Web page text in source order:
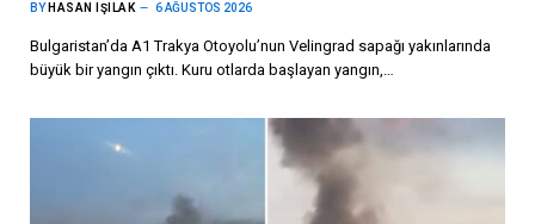
BY HASAN IŞILAK 6 AĞUSTOS 2026
Bulgaristan’da A1 Trakya Otoyolu’nun Velingrad sapağı yakınlarında
büyük bir yangın çıktı. Kuru otlarda başlayan yangın,…